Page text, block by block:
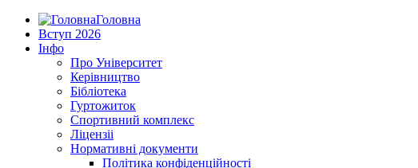
Головна
Вступ 2026
Інфо
Про Університет
Керівництво
Бібліотека
Гуртожиток
Спортивний комплекс
Ліцензіі
Нормативні документи
Політика конфіденційності